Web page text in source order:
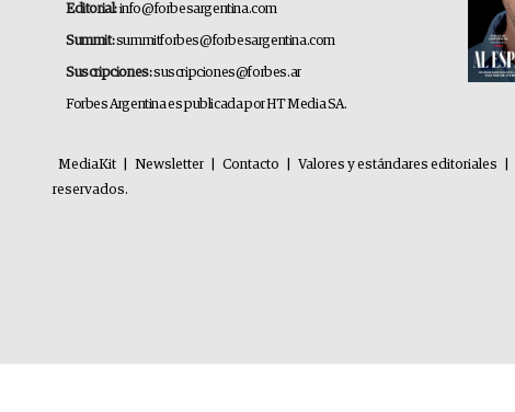
Editorial:info@forbesargentina.com
Summit:summitforbes@forbesargentina.com
Suscripciones:suscripciones@forbes.ar
Forbes Argentina es publicada por HT Media SA.
MediaKit Newsletter Contacto Valores y estándares editoriales
reservados.